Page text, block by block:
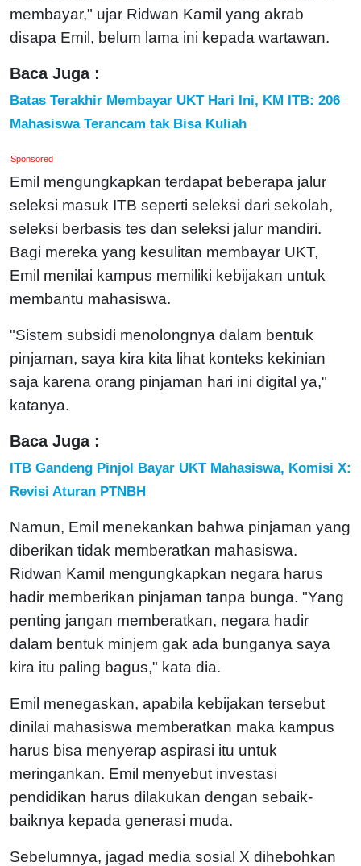
membayar," ujar Ridwan Kamil yang akrab
disapa Emil, belum lama ini kepada wartawan.
Baca Juga :
Batas Terakhir Membayar UKT Hari Ini, KM ITB: 206
Mahasiswa Terancam tak Bisa Kuliah
Sponsored
Emil mengungkapkan terdapat beberapa jalur
seleksi masuk ITB seperti seleksi dari sekolah,
seleksi berbasis tes dan seleksi jalur mandiri.
Bagi mereka yang kesulitan membayar UKT,
Emil menilai kampus memiliki kebijakan untuk
membantu mahasiswa.
"Sistem subsidi menolongnya dalam bentuk
pinjaman, saya kira kita lihat konteks kekinian
saja karena orang pinjaman hari ini digital ya,"
katanya.
Baca Juga :
ITB Gandeng Pinjol Bayar UKT Mahasiswa, Komisi X:
Revisi Aturan PTNBH
Namun, Emil menekankan bahwa pinjaman yang
diberikan tidak memberatkan mahasiswa.
Ridwan Kamil mengungkapkan negara harus
hadir memberikan pinjaman tanpa bunga. "Yang
penting jangan memberatkan, negara hadir
dalam bentuk minjem gak ada bunganya saya
kira itu paling bagus," kata dia.
Emil menegaskan, apabila kebijakan tersebut
dinilai mahasiswa memberatkan maka kampus
harus bisa menyerap aspirasi itu untuk
meringankan. Emil menyebut investasi
pendidikan harus dilakukan dengan sebaik-
baiknya kepada generasi muda.
Sebelumnya, jagad media sosial X dihebohkan